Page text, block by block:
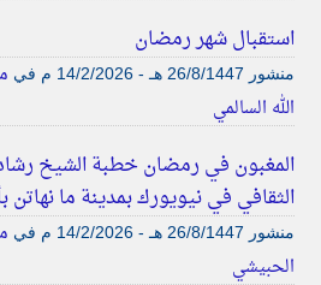
استقبال شهر رمضان
منشور في
الله السالمي
المغبون في رمضان خطبة الشيخ
الثقافي في نيويورك بمدينة ما نهاتن بأمريكا 25
منشور في
الحبيشي